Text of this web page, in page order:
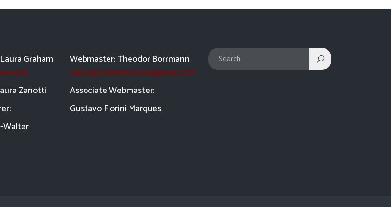
Graham
Zanotti
Walter
Webmaster: Theodor Borrmann
salsatipiti.webmaster@gmail.com
Associate Webmaster:
Gustavo Fiorini Marques